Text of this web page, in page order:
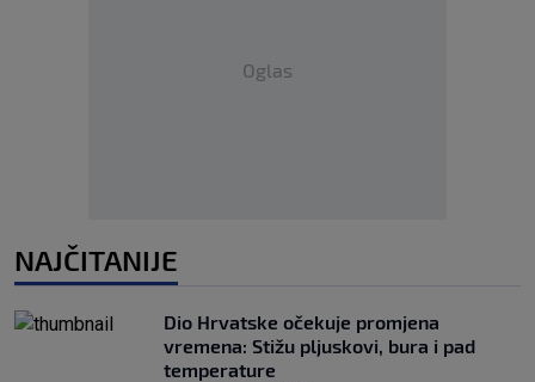
Oglas
NAJČITANIJE
Dio Hrvatske očekuje promjena
vremena: Stižu pljuskovi, bura i pad
temperature